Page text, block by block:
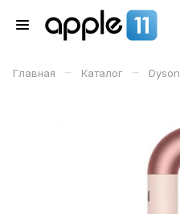
Главная – Каталог – Dyson